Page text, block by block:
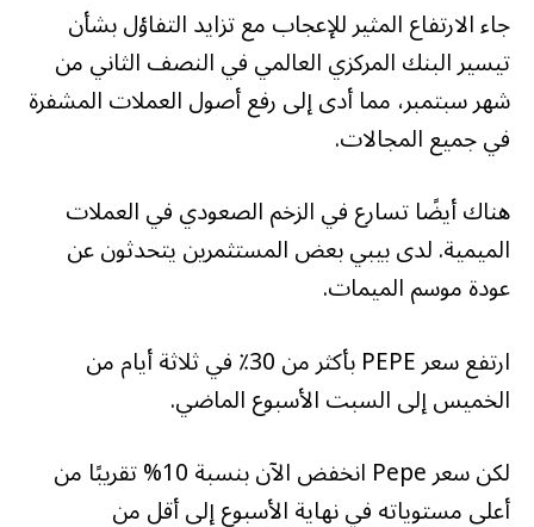
جاء الارتفاع المثير للإعجاب مع تزايد التفاؤل بشأن
تيسير البنك المركزي العالمي في النصف الثاني من
شهر سبتمبر، مما أدى إلى رفع أصول العملات المشفرة
في جميع المجالات.
هناك أيضًا تسارع في الزخم الصعودي في العملات
الميمية.لدى بيبي بعض المستثمرين يتحدثون عن
عودة موسم الميمات.
ارتفع سعر PEPE بأكثر من 30٪ في ثلاثة أيام من
الخميس إلى السبت الأسبوع الماضي.
لكن سعر Pepe انخفض الآن بنسبة 10% تقريبًا من
أعلى مستوياته في نهاية الأسبوع إلى أقل من